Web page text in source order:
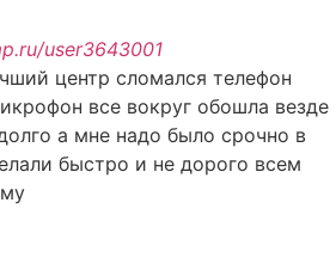
user3643001
центр сломался телефон
все вокруг обошла везде
а мне надо было срочно в
быстро и не дорого всем